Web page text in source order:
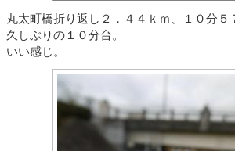
丸太町橋折り返し２．４４ｋｍ、１０分５
久しぶりの１０分台。
いい感じ。